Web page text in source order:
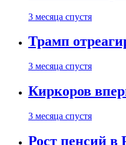
3 месяца спустя
Трамп
3 месяца спустя
Киркоров
3 месяца спустя
Рост пенсий в